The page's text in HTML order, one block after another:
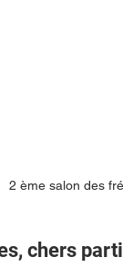
2 ème salon des
chers